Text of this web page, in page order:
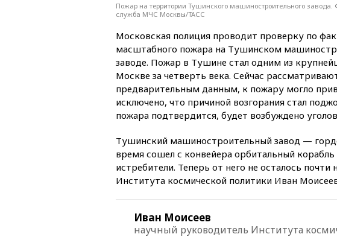
Пожар на территории Тушинского машиностроительного завода.
служба МЧС Москвы/ТАСС
Московская полиция проводит проверку по
масштабного пожара на Тушинском
заводе. Пожар в Тушине стал одним из
Москве за четверть века. Сейчас
предварительным данным, к пожару могло
исключено, что причиной возгорания стал
пожара подтвердится, будет возбуждено
Тушинский машиностроительный завод —
время сошел с конвейера орбитальный
истребители. Теперь от него не осталось
Института космической политики Иван
Иван Моисеев
научный руководитель Института